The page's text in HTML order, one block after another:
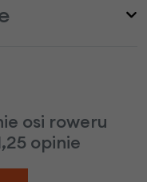
osi roweru
opinie